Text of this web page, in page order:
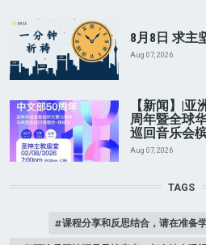
8月8日 求主
Aug 07, 2026
【新闻】|
周年暨全球
巡回音乐会
Aug 07, 2026
TAGS
课程分享和反思结合，请在准备